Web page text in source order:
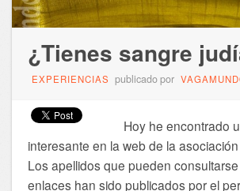
¿Tienes sangre
EXPERIENCIAS publicado por
Hoy he encontrado
interesante en la web de la
Los apellidos que pueden
enlaces han sido publicados por el